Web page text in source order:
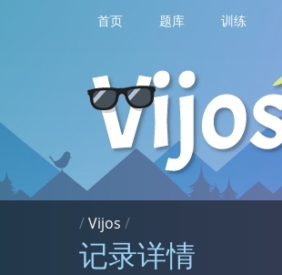
首页 题库 训练
/Vijos /
记录详情